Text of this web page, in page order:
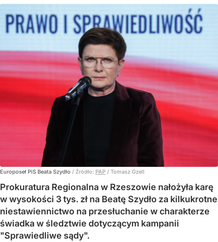
Europoseł PiS Beata Szydło / Źródło: PAP / Tomasz Gzell
Prokuratura Regionalna w Rzeszowie nałożyła karę
w wysokości 3 tys. zł na Beatę Szydło za kilkukrotne
niestawiennictwo na przesłuchanie w charakterze
świadka w śledztwie dotyczącym kampanii
"Sprawiedliwe sądy".